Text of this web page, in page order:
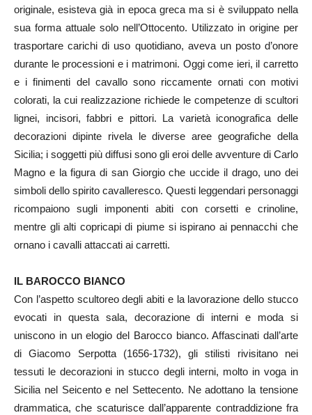
originale, esisteva già in epoca greca ma si è sviluppato nella
sua forma attuale solo nell’Ottocento. Utilizzato in origine per
trasportare carichi di uso quotidiano, aveva un posto d’onore
durante le processioni e i matrimoni. Oggi come ieri, il carretto
e i finimenti del cavallo sono riccamente ornati con motivi
colorati, la cui realizzazione richiede le competenze di scultori
lignei, incisori, fabbri e pittori. La varietà iconografica delle
decorazioni dipinte rivela le diverse aree geografiche della
Sicilia; i soggetti più diffusi sono gli eroi delle avventure di Carlo
Magno e la figura di san Giorgio che uccide il drago, uno dei
simboli dello spirito cavalleresco. Questi leggendari personaggi
ricompaiono sugli imponenti abiti con corsetti e crinoline,
mentre gli alti copricapi di piume si ispirano ai pennacchi che
ornano i cavalli attaccati ai carretti.
IL BAROCCO BIANCO
Con l’aspetto scultoreo degli abiti e la lavorazione dello stucco
evocati in questa sala, decorazione di interni e moda si
uniscono in un elogio del Barocco bianco. Affascinati dall’arte
di Giacomo Serpotta (1656-1732), gli stilisti rivisitano nei
tessuti le decorazioni in stucco degli interni, molto in voga in
Sicilia nel Seicento e nel Settecento. Ne adottano la tensione
drammatica, che scaturisce dall’apparente contraddizione fra